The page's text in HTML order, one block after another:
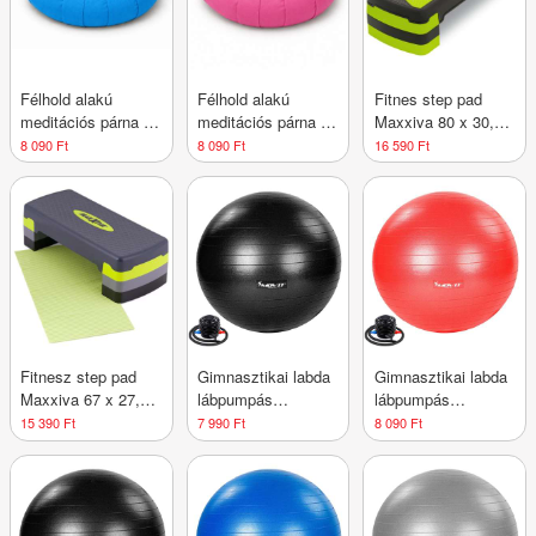
Félhold alakú
meditációs párna 40
× 26 × 15 cm kék
8 090 Ft
Félhold alakú
meditációs párna 40
× 26 × 15 cm
rózsaszín
8 090 Ft
Fitnes step pad
Maxxiva 80 x 30,5
x 10/15/20 cm
16 590 Ft
Fitnesz step pad
Maxxiva 67 x 27,5
cm
15 390 Ft
Gimnasztikai labda
lábpumpás
MOVIT® 75 cm
fekete
7 990 Ft
Gimnasztikai labda
lábpumpás
MOVIT® 75 cm
piros
8 090 Ft